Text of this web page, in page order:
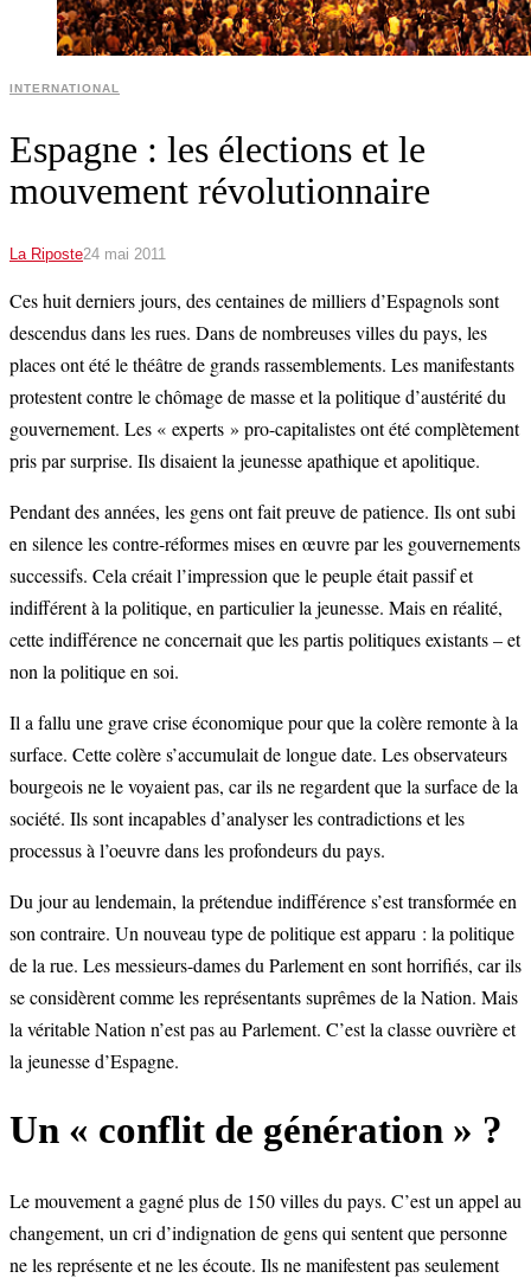
INTERNATIONAL
Espagne : les élections et le
mouvement révolutionnaire
La Riposte24 mai 2011
Ces huit derniers jours, des centaines de milliers d’Espagnols sont
descendus dans les rues. Dans de nombreuses villes du pays, les
places ont été le théâtre de grands rassemblements. Les manifestants
protestent contre le chômage de masse et la politique d’austérité du
gouvernement. Les « experts » pro-capitalistes ont été complètement
pris par surprise. Ils disaient la jeunesse apathique et apolitique.
Pendant des années, les gens ont fait preuve de patience. Ils ont subi
en silence les contre-réformes mises en œuvre par les gouvernements
successifs. Cela créait l’impression que le peuple était passif et
indifférent à la politique, en particulier la jeunesse. Mais en réalité,
cette indifférence ne concernait que les partis politiques existants – et
non la politique en soi.
Il a fallu une grave crise économique pour que la colère remonte à la
surface. Cette colère s’accumulait de longue date. Les observateurs
bourgeois ne le voyaient pas, car ils ne regardent que la surface de la
société. Ils sont incapables d’analyser les contradictions et les
processus à l’oeuvre dans les profondeurs du pays.
Du jour au lendemain, la prétendue indifférence s’est transformée en
son contraire. Un nouveau type de politique est apparu : la politique
de la rue. Les messieurs-dames du Parlement en sont horrifiés, car ils
se considèrent comme les représentants suprêmes de la Nation. Mais
la véritable Nation n’est pas au Parlement. C’est la classe ouvrière et
la jeunesse d’Espagne.
Un « conflit de génération » ?
Le mouvement a gagné plus de 150 villes du pays. C’est un appel au
changement, un cri d’indignation de gens qui sentent que personne
ne les représente et ne les écoute. Ils ne manifestent pas seulement